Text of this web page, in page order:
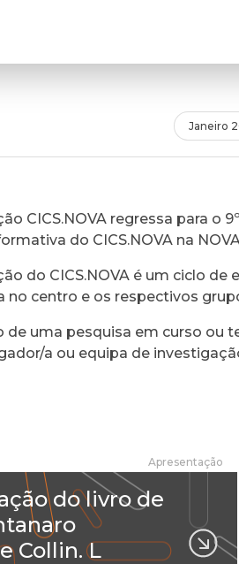
Janeiro
CICS.NOVA regressa para o
do CICS.NOVA na
do CICS.NOVA é um ciclo de
no centro e os respectivos
de uma pesquisa em curso ou
a ou equipa de
Apresentação
do livro de
Collin. L